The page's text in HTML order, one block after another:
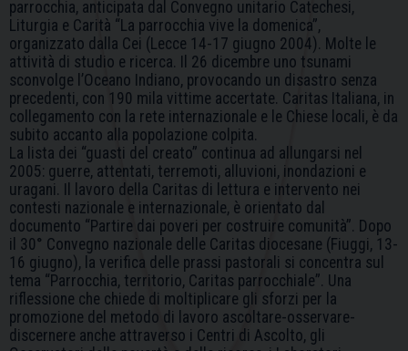
parrocchia, anticipata dal Convegno unitario Catechesi,
Liturgia e Carità “La parrocchia vive la domenica”,
organizzato dalla Cei (Lecce 14-17 giugno 2004). Molte le
attività di studio e ricerca. Il 26 dicembre uno tsunami
sconvolge l’Oceano Indiano, provocando un disastro senza
precedenti, con 190 mila vittime accertate. Caritas Italiana, in
collegamento con la rete internazionale e le Chiese locali, è da
subito accanto alla popolazione colpita.
La lista dei “guasti del creato” continua ad allungarsi nel
2005: guerre, attentati, terremoti, alluvioni, inondazioni e
uragani. Il lavoro della Caritas di lettura e intervento nei
contesti nazionale e internazionale, è orientato dal
documento “Partire dai poveri per costruire comunità”. Dopo
il 30° Convegno nazionale delle Caritas diocesane (Fiuggi, 13-
16 giugno), la verifica delle prassi pastorali si concentra sul
tema “Parrocchia, territorio, Caritas parrocchiale”. Una
riflessione che chiede di moltiplicare gli sforzi per la
promozione del metodo di lavoro ascoltare-osservare-
discernere anche attraverso i Centri di Ascolto, gli